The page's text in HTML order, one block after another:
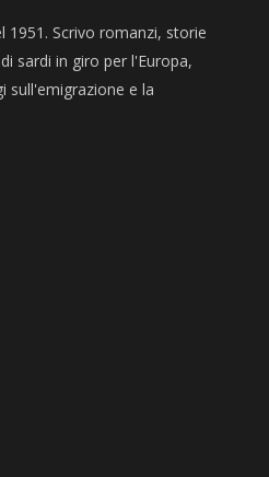
1951. Scrivo romanzi, storie
sardi in giro per l'Europa,
sull'emigrazione e la